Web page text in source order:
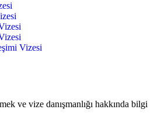
Vizesi
ve vize danışmanlığı hakkında bilgi